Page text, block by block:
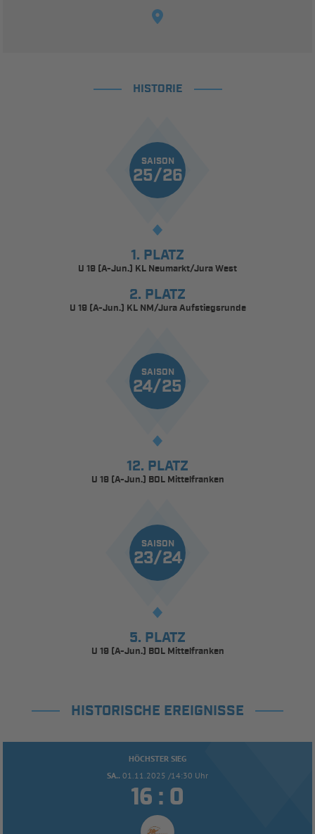
HISTORIE
SAISON
25/26
1. PLATZ
U 19 (A-Jun.) KL Neumarkt/Jura West
2. PLATZ
U 19 (A-Jun.) KL NM/Jura Aufstiegsrunde
SAISON
24/25
12. PLATZ
U 19 (A-Jun.) BOL Mittelfranken
SAISON
23/24
5. PLATZ
U 19 (A-Jun.) BOL Mittelfranken
HISTORISCHE EREIGNISSE
HÖCHSTER SIEG
SA.. 01.11.2025 /14:30 Uhr
 : 